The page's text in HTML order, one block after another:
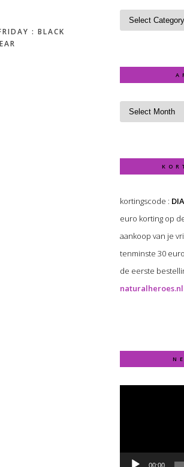
: BLACK
kortingscode :
euro korting op
aankoop van je
tenminste 30
de eerste
naturalheroes.nl
Video
00:00